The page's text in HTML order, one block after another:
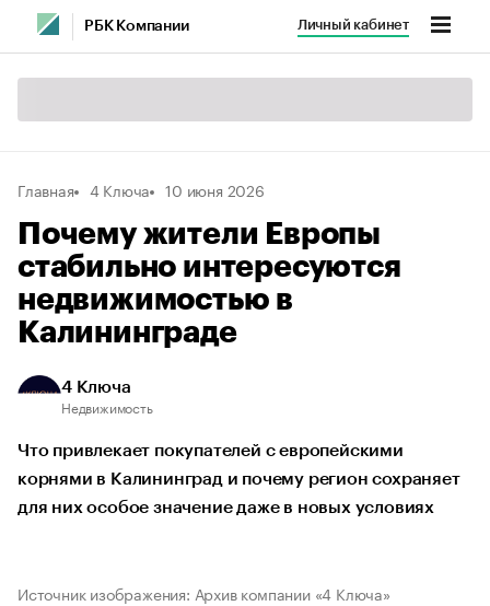
РБК Компании Личный кабинет
Главная 4 Ключа 10 июня 2026
Почему жители Европы
стабильно интересуются
недвижимостью в
Калининграде
4 Ключа
Недвижимость
Что привлекает покупателей с европейскими
корнями в Калининград и почему регион сохраняет
для них особое значение даже в новых условиях
Источник изображения: Архив компании «4 Ключа»